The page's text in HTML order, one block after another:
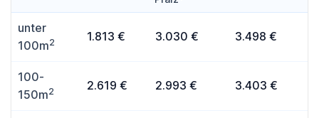
unter
100m2 1.813 € 3.030 € 3.498 €
100-
150m2 2.619 € 2.993 € 3.403 €